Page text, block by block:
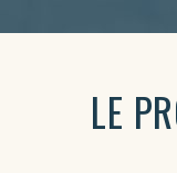
LE